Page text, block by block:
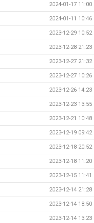
2024-01-17 11:00
2024-01-11 10:46
2023-12-29 10:52
2023-12-28 21:23
2023-12-27 21:32
2023-12-27 10:26
2023-12-26 14:23
2023-12-23 13:55
2023-12-21 10:48
2023-12-19 09:42
2023-12-18 20:52
2023-12-18 11:20
2023-12-15 11:41
2023-12-14 21:28
2023-12-14 18:50
2023-12-14 13:23